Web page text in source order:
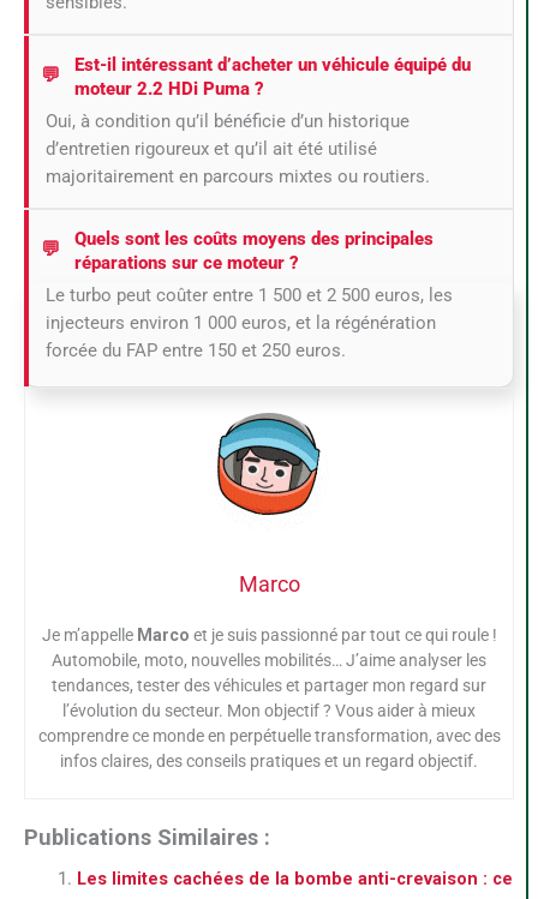
Est-il intéressant d’acheter un véhicule équipé du
moteur 2.2 HDi Puma ?
Oui, à condition qu’il bénéficie d’un historique
d’entretien rigoureux et qu’il ait été utilisé
majoritairement en parcours mixtes ou routiers.
Quels sont les coûts moyens des principales
réparations sur ce moteur ?
Le turbo peut coûter entre 1 500 et 2 500 euros, les
injecteurs environ 1 000 euros, et la régénération
forcée du FAP entre 150 et 250 euros.
Marco
Je m’appelle Marco et je suis passionné par tout ce qui roule !
Automobile, moto, nouvelles mobilités… J’aime analyser les
tendances, tester des véhicules et partager mon regard sur
l’évolution du secteur. Mon objectif ? Vous aider à mieux
comprendre ce monde en perpétuelle transformation, avec des
infos claires, des conseils pratiques et un regard objectif.
Publications Similaires :
Les limites cachées de la bombe anti-crevaison : ce